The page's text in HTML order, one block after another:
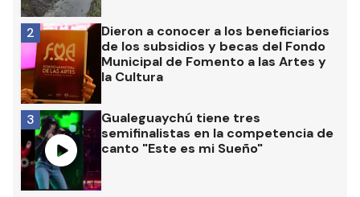
Dieron a conocer a los beneficiarios
de los subsidios y becas del Fondo
Municipal de Fomento a las Artes y
la Cultura
2
Gualeguaychú tiene tres
semifinalistas en la competencia de
canto "Este es mi Sueño"
3